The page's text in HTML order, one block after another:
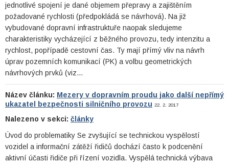
jednotlivé spojení je dané objemem přepravy a zajištěním
požadované rychlosti (předpokládá se návrhová). Na již
vybudované dopravní infrastruktuře naopak sledujeme
charakteristiky vycházející z běžného provozu, tedy intenzitu a
rychlost, popřípadě cestovní čas. Ty mají přímý vliv na návrh
úprav pozemních komunikací (PK) a volbu geometrických
návrhových prvků (viz…
Název článku: Mezery v dopravním proudu jako další nepřímý
ukazatel bezpečnosti silničního provozu 22. 2. 2017
Nalezeno v sekci: články
Úvod do problematiky Se zvyšující se technickou vyspělostí
vozidel a informační zátěží řidičů dochází často k podcenění
aktivní účasti řidiče při řízení vozidla. Vyspělá technická výbava